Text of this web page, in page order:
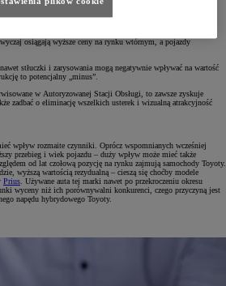
posiada dodatkowe akcesoria, takie jak relingi, boks, hak,
to jego wartość będzie znacznie wyższa.
osiągają wyższe ceny na rynku wtórnym, a pojazdy
stłuczki i zarysowania mogą negatywnie wpływać na wartość
to potencjalny „minus”.
w Autoryzowanej Stacji Obsługi, to zawsze zyskuje
zadbać o eliminację wszelkich usterek i wizualną atrakcyjność
wpływ rozmaite czynniki. Oprócz wspomnianych wcześniej
przebieg i wiek pojazdu – duży wpływ może mieć także
od lat czołową pozycję na rynku zajmują samochody Toyoty.
wyższą wartością rezydualną – cieszą się choćby modele
Prius. Używane auta tej marki nawet po przekroczeniu okresu
wyceny niż ich porównywalni konkurenci, czego przyczyną jest
napędu hybrydowego Toyoty.